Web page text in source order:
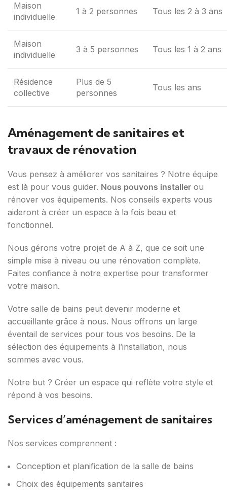
Maison
individuelle
1 à 2 personnes Tous les 2 à 3 ans
Maison
individuelle
3 à 5 personnes Tous les 1 à 2 ans
Résidence
collective
Plus de 5
personnes
Tous les ans
Aménagement de sanitaires et
travaux de rénovation
Vous pensez à améliorer vos sanitaires ? Notre équipe
est là pour vous guider. Nous pouvons installer ou
rénover vos équipements. Nos conseils experts vous
aideront à créer un espace à la fois beau et
fonctionnel.
Nous gérons votre projet de A à Z, que ce soit une
simple mise à niveau ou une rénovation complète.
Faites confiance à notre expertise pour transformer
votre maison.
Votre salle de bains peut devenir moderne et
accueillante grâce à nous. Nous offrons un large
éventail de services pour tous vos besoins. De la
sélection des équipements à l’installation, nous
sommes avec vous.
Notre but ? Créer un espace qui reflète votre style et
répond à vos besoins.
Services d’aménagement de sanitaires
Nos services comprennent :
Conception et planification de la salle de bains
Choix des équipements sanitaires